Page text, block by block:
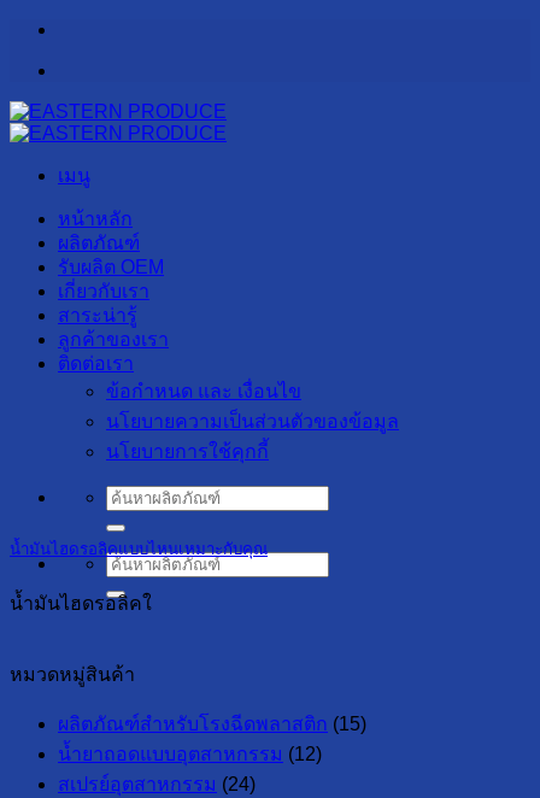
ข้าม
เนื้อหา
เมนู
หน้าหลัก
ผลิตภัณฑ์
รับผลิต OEM
เกี่ยวกับเรา
สาระน่ารู้
ลูกค้าของเรา
ติดต่อเรา
ข้อกำหนด และ เงื่อนไข
นโยบายความเป็นส่วนตัวของข้อมูล
นโยบายการใช้คุกกี้
ค้นหา:
ค้นหา:
น้ำมันไฮดรอลิคแบบไหนเหมาะกับคุณ
น้ำมันไฮดรอลิคใ
หมวดหมู่สินค้า
ผลิตภัณฑ์สำหรับโรงฉีดพลาสติก (15)
น้ำยาถอดแบบอุตสาหกรรม (12)
สเปรย์อุตสาหกรรม (24)